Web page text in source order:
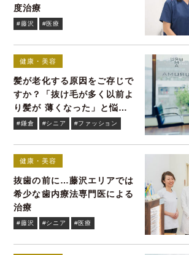
度治療
#藤沢 #医療
健康・美容
髪が老化する原因をご存じで
すか？「抜け毛が多く以前よ
り髪が 薄くなった」と悩む
貴女へ
#鎌倉 #シニア #ファッション
健康・美容
抜歯の前に…藤沢エリアでは
希少な歯内療法専門医による
治療
#藤沢 #シニア #医療